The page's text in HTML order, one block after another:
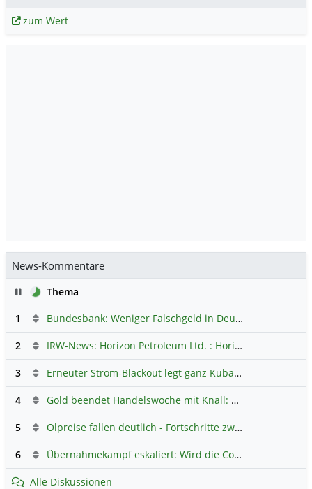
zum Wert
News-Kommentare
PauseThema
1
Bundesbank: Weniger Falschgeld in Deutschland
2 IRW-News: Horizon Petroleum Ltd. : Horizon Petroleum beginnt mit der Testförderung im Projekt Lachowice in Polen und schließt die Platzierung einer überzeichneten Wandelanleihe ab
3 Erneuter Strom-Blackout legt ganz Kuba lahm
4 Gold beendet Handelswoche mit Knall: Barrick Mining – Ist diese Aktie wieder ein Kauf?
5 Ölpreise fallen deutlich - Fortschritte zwischen USA und Iran belasten
6 Übernahmekampf eskaliert: Wird die Commerzbank italienisch?
Alle Diskussionen